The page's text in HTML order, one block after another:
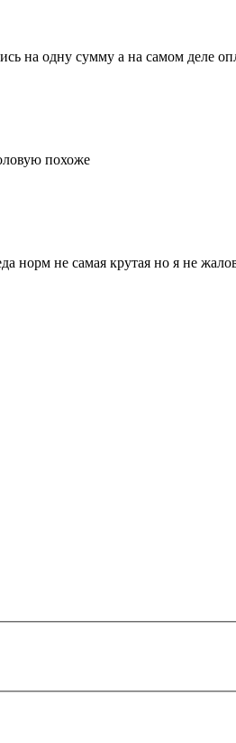
на одну сумму а на самом деле
похоже
норм не самая крутая но я не